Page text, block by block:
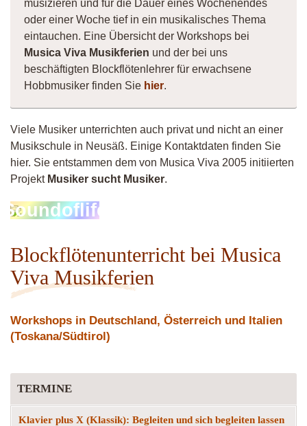
musizieren und für die Dauer eines Wochenendes
oder einer Woche tief in ein musikalisches Thema
eintauchen. Eine Übersicht der Workshops bei
Musica Viva Musikferien und der bei uns
beschäftigten Blockflötenlehrer für erwachsene
Hobbmusiker finden Sie hier.
Viele Musiker unterrichten auch privat und nicht an einer
Musikschule in Neusäß. Einige Kontaktdaten finden Sie
hier. Sie entstammen dem von Musica Viva 2005 initiierten
Projekt Musiker sucht Musiker.
Soundoflife
Blockflötenunterricht bei Musica
Viva Musikferien
Workshops in Deutschland, Österreich und Italien
(Toskana/Südtirol)
TERMINE
Klavier plus X (Klassik): Begleiten und sich begleiten lassen